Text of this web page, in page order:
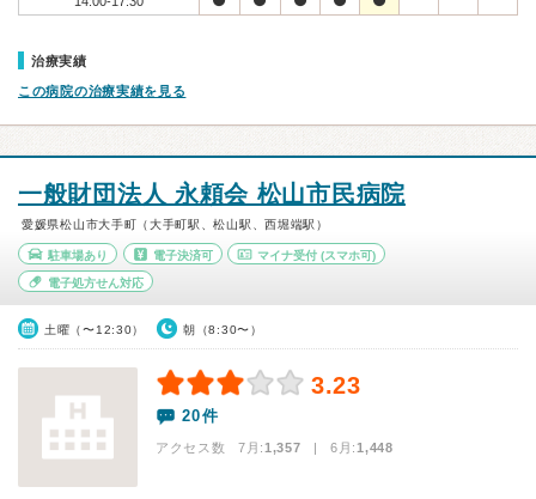
治療実績
この病院の治療実績を見る
一般財団法人 永頼会 松山市民病院
愛媛県松山市大手町（大手町駅、松山駅、西堀端駅）
駐車場あり 電子決済可 マイナ受付 (スマホ可)
電子処方せん対応
土曜（〜12:30） 朝（8:30〜）
3.23
20件
アクセス数 7月:1,357 | 6月:1,448